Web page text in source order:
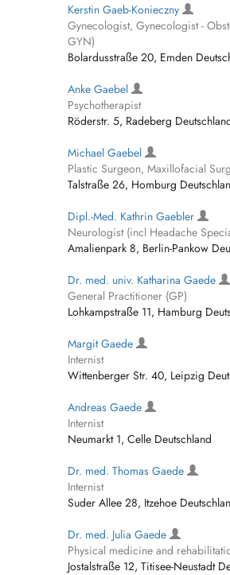
Kerstin Gaeb-Konieczny
Gynecologist, Gynecologist -
GYN)
Bolardusstraße 20, Emden
Anke Gaebel
Psychotherapist
Röderstr. 5, Radeberg
Michael Gaebel
Plastic Surgeon, Maxillofacial
Talstraße 26, Homburg
Dipl.-Med. Kathrin Gaebler
Neurologist (incl Headache
Amalienpark 8, Berlin-Pankow
Dr. med. univ. Katharina Gaede
General Practitioner (GP)
Lohkampstraße 11, Hamburg
Margit Gaede
Internist
Wittenberger Str. 40, Leipzig
Andreas Gaede
Internist
Neumarkt 1, Celle Deutschland
Dr. med. Thomas Gaede
Internist
Suder Allee 28, Itzehoe
Dr. med. Julia Gaede
Physical medicine and
Jostalstraße 12, Titisee-Neustadt